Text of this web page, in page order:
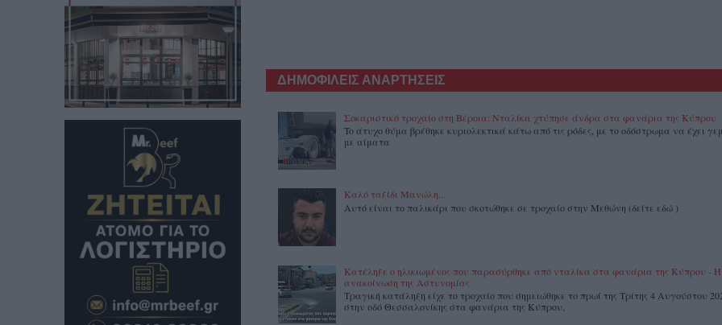
ΔΗΜΟΦΙΛΕΙΣ ΑΝΑΡΤΗΣΕΙΣ
Σοκαριστικό τροχαίο στη Βέροια: Νταλίκα χτύπησε άνδρα στα φανάρια της Κύπρου
To άτυχο θύμα βρέθηκε κυριολεκτικά κάτω από τις ρόδες, με το οδόστρωμα να έχει
με αίματα
Καλό ταξίδι Μανώλη...
Αυτό είναι το παλικάρι που σκοτώθηκε σε τροχαίο στην Μεθώνη (δείτε εδώ )
Κατέληξε ο ηλικιωμένος που παρασύρθηκε από νταλίκα στα φανάρια της Κύπρου - Η
ανακοίνωση της Αστυνομίας
Τραγική κατάληξη είχε το τροχαίο που σημειώθηκε το πρωί της Τρίτης 4 Αυγούστου
στην οδό Θεσσαλονίκης στα φανάρια της Κύπρου,